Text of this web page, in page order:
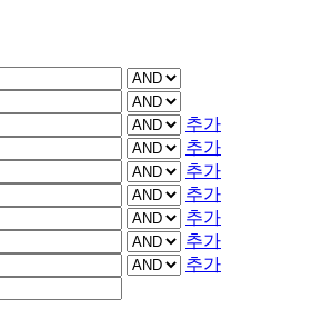
추가
추가
추가
추가
추가
추가
추가